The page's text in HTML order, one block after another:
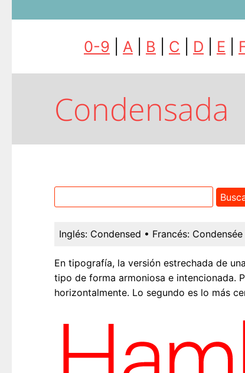
0-9 A B C D E
Condensada
Inglés: Condensed • Francés: Condensée
En tipografía, la versión estrechada de
tipo de forma armoniosa e intencionada.
horizontalmente. Lo segundo es lo más